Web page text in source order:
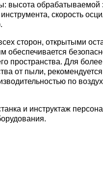
высота обрабатываемой
скорость
сторон, открытыми
обеспечивается
пространства. Для более
от пыли, рекомендуется
по
и инструктаж